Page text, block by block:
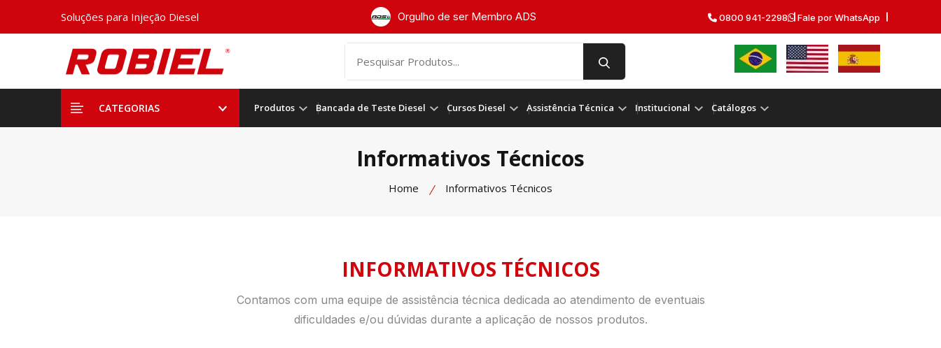
Soluções para Injeção Diesel Orgulho de ser Membro ADS 0800 941-2298 Fale por WhatsApp
CATEGORIAS Produtos Bancada de Teste Diesel Cursos Diesel Assistência Técnica Institucional Catálogos
Informativos Técnicos
Home Informativos Técnicos
INFORMATIVOS TÉCNICOS
Contamos com uma equipe de assistência técnica dedicada ao atendimento de eventuais
dificuldades e/ou dúvidas durante a aplicação de nossos produtos.